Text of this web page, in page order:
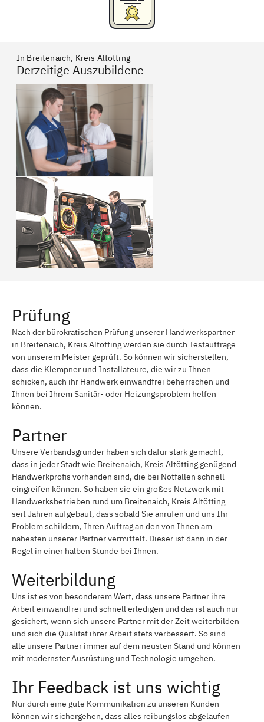
In Breitenaich, Kreis Altötting
Derzeitige Auszubildene
Prüfung
Nach der bürokratischen Prüfung unserer Handwerkspartner
in Breitenaich, Kreis Altötting werden sie durch Testaufträge
von unserem Meister geprüft. So können wir sicherstellen,
dass die Klempner und Installateure, die wir zu Ihnen
schicken, auch ihr Handwerk einwandfrei beherrschen und
Ihnen bei Ihrem Sanitär- oder Heizungsproblem helfen
können.
Partner
Unsere Verbandsgründer haben sich dafür stark gemacht,
dass in jeder Stadt wie Breitenaich, Kreis Altötting genügend
Handwerkprofis vorhanden sind, die bei Notfällen schnell
eingreifen können. So haben sie ein großes Netzwerk mit
Handwerksbetrieben rund um Breitenaich, Kreis Altötting
seit Jahren aufgebaut, dass sobald Sie anrufen und uns Ihr
Problem schildern, Ihren Auftrag an den von Ihnen am
nähesten unserer Partner vermittelt. Dieser ist dann in der
Regel in einer halben Stunde bei Ihnen.
Weiterbildung
Uns ist es von besonderem Wert, dass unsere Partner ihre
Arbeit einwandfrei und schnell erledigen und das ist auch nur
gesichert, wenn sich unsere Partner mit der Zeit weiterbilden
und sich die Qualität ihrer Arbeit stets verbessert. So sind
alle unsere Partner immer auf dem neusten Stand und können
mit modernster Ausrüstung und Technologie umgehen.
Ihr Feedback ist uns wichtig
Nur durch eine gute Kommunikation zu unseren Kunden
können wir sichergehen, dass alles reibungslos abgelaufen